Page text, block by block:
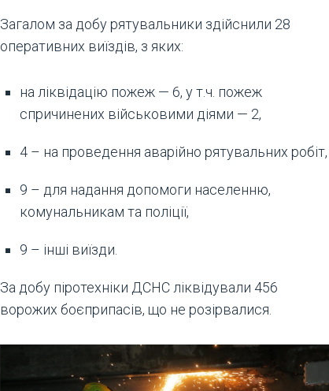
Загалом за добу рятувальники здійснили 28
оперативних виїздів, з яких:
на ліквідацію пожеж — 6, у т.ч. пожеж
спричинених військовими діями — 2,
4 – на проведення аварійно рятувальних робіт,
9 – для надання допомоги населенню,
комунальникам та поліції,
9 – інші виїзди.
За добу піротехніки ДСНС ліквідували 456
ворожих боєприпасів, що не розірвалися.